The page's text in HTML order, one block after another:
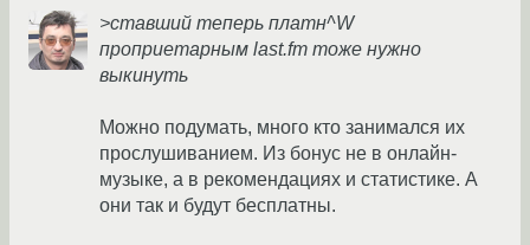
>ставший теперь платн^W
проприетарным last.fm тоже нужно
выкинуть
Можно подумать, много кто занимался их
прослушиванием. Из бонус не в онлайн-
музыке, а в рекомендациях и статистике. А
они так и будут бесплатны.